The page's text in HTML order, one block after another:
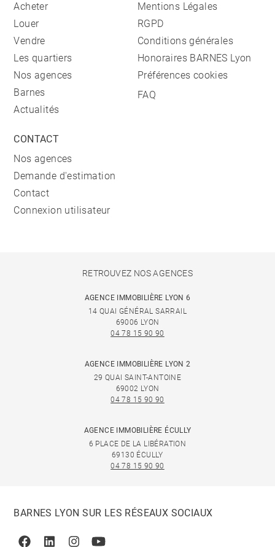
Acheter
Louer
Vendre
Les quartiers
Nos agences
Barnes
Actualités
Mentions Légales
RGPD
Conditions générales
Honoraires BARNES Lyon
Préférences cookies
FAQ
CONTACT
Nos agences
Demande d'estimation
Contact
Connexion utilisateur
RETROUVEZ NOS AGENCES
AGENCE IMMOBILIÈRE LYON 6
14 QUAI GÉNÉRAL SARRAIL
69006 LYON
04 78 15 90 90
AGENCE IMMOBILIÈRE LYON 2
29 QUAI SAINT-ANTOINE
69002 LYON
04 78 15 90 90
AGENCE IMMOBILIÈRE ÉCULLY
6 PLACE DE LA LIBÉRATION
69130 ÉCULLY
04 78 15 90 90
BARNES LYON SUR LES RÉSEAUX SOCIAUX